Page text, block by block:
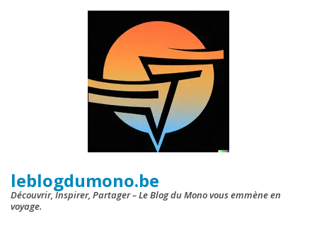
leblogdumono.be
Découvrir, Inspirer, Partager – Le Blog du Mono vous emmène en
voyage.